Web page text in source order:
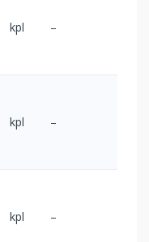
kpl –
kpl –
kpl –